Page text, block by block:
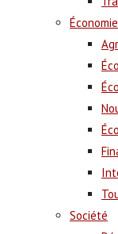
Économie
Société